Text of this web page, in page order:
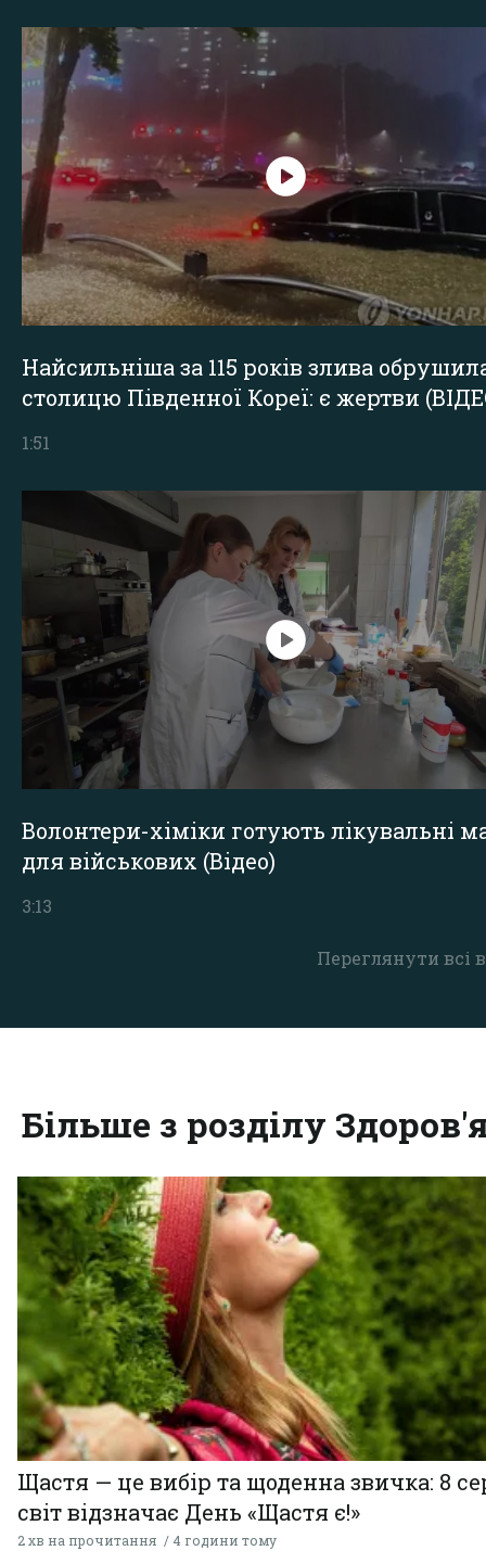
Переглянути всі
Найсильніша за 115 років злива
столицю Південної Кореї: є жертви
1:51
Волонтери-хіміки готують лікувальні
для військових (Відео)
3:13
Більше з розділу
Щастя — це вибір та щоденна звичка: 8
світ відзначає День «Щастя є!»
2 хв на прочитання 4 години тому